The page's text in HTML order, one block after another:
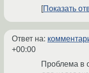
Показать
Ответ на:
+00:00
Проблема в